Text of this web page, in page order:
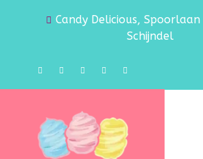
Candy Delicious,
Schijndel